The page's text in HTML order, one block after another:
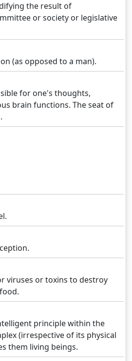
the result of
or society or legislative
(as opposed to a man).
for one's thoughts,
brain functions. The seat of
viruses or toxins to destroy
principle within the
(irrespective of its physical
them living beings.